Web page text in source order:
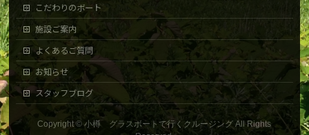
こだわりのボート
施設ご案内
よくあるご質問
お知らせ
スタッフブログ
Copyright ©小樽 グラスボートで行くクルージング All Rights